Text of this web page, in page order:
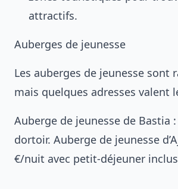
attractifs.
Auberges de jeunesse
Les auberges de jeunesse sont
mais quelques adresses valent
Auberge de jeunesse de Bastia
dortoir. Auberge de jeunesse
€/nuit avec petit-déjeuner